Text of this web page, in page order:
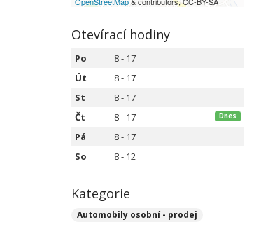
Otevírací hodiny
Po
8 - 17
Út
8 - 17
St
8 - 17
Čt
8 - 17 Dnes
Pá
8 - 17
So
8 - 12
Kategorie
Automobily osobní - prodej